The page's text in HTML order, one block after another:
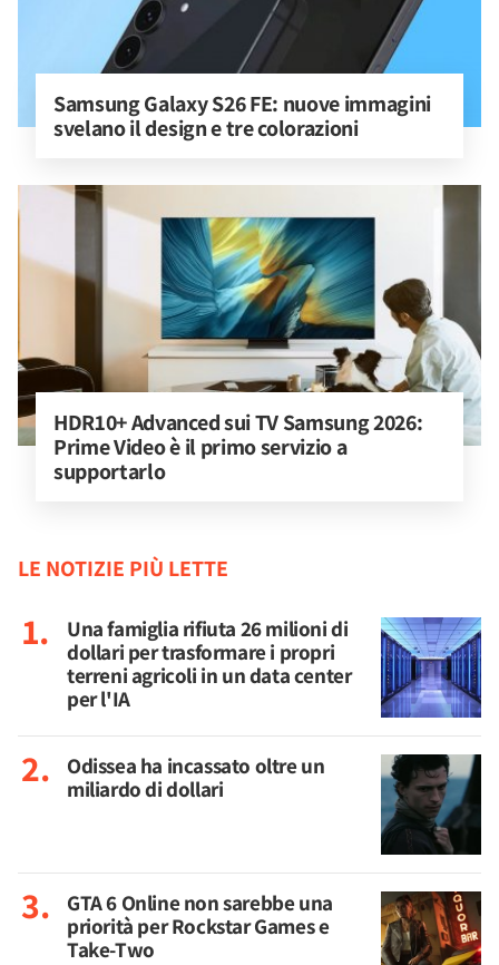
Samsung Galaxy S26 FE: nuove immagini
svelano il design e tre colorazioni
HDR10+ Advanced sui TV Samsung 2026:
Prime Video è il primo servizio a
supportarlo
LE NOTIZIE PIÙ LETTE
Una famiglia rifiuta 26 milioni di
dollari per trasformare i propri
terreni agricoli in un data center
per l'IA
Odissea ha incassato oltre un
miliardo di dollari
GTA 6 Online non sarebbe una
priorità per Rockstar Games e
Take-Two